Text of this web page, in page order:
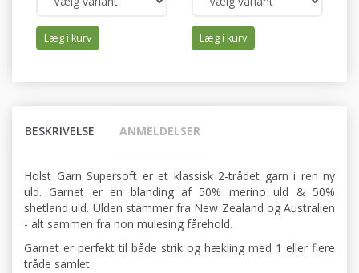
Læg i kurv Læg i kurv
BESKRIVELSE ANMELDELSER
Holst Garn Supersoft er et klassisk 2-trådet garn i ren ny
uld. Garnet er en blanding af 50% merino uld & 50%
shetland uld. Ulden stammer fra New Zealand og Australien
- alt sammen fra non mulesing fårehold.
Garnet er perfekt til både strik og hækling med 1 eller flere
tråde samlet.